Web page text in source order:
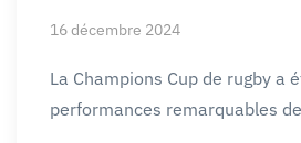
16 décembre 2024
La Champions Cup de rugby a
performances remarquables